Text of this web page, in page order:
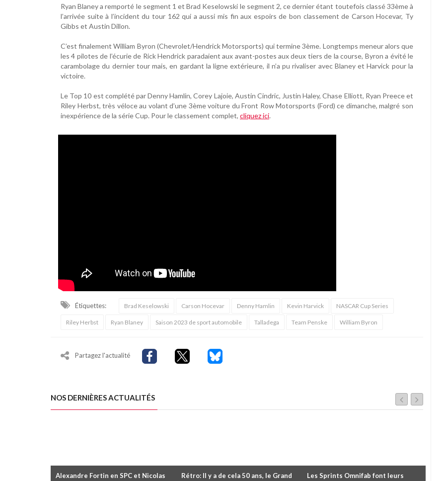
Ryan Blaney a remporté le segment 1 et Brad Keselowski le segment 2, ce dernier étant toutefois classé 33ème à
l’arrivée suite à l’incident du tour 162 qui a aussi mis fin aux espoirs de bon classement de Carson Hocevar, Ty
Gibbs et Austin Dillon.
C’est finalement William Byron (Chevrolet/Hendrick Motorsports) qui termine 3ème. Longtemps meneur alors que
les 4 pilotes de l’écurie de Rick Hendrick paradaient aux avant-postes aux deux tiers de la course, Byron a évité le
carambolage du dernier tour mais, en gardant la ligne extérieure, il n’a pu rivaliser avec Blaney et Harvick pour la
victoire.
Le Top 10 est complété par Denny Hamlin, Corey Lajoie, Austin Cindric, Justin Haley, Chase Elliott, Ryan Preece et
Riley Herbst, très véloce au volant d’une 3ème voiture du Front Row Motorsports (Ford) ce dimanche, malgré son
inexpérience de la série Cup. Pour le classement complet, cliquez ici.
Étiquettes: Brad Keselowski Carson Hocevar Denny Hamlin Kevin Harvick NASCAR Cup Series
Riley Herbst Ryan Blaney Saison 2023 de sport automobile Talladega Team Penske William Byron
Partagez l'actualité
NOS DERNIÈRES ACTUALITÉS
Alexandre Fortin en SPC et Nicolas
Rétro: Il y a de cela 50 ans, le Grand
Les Sprints Omnifab font leurs